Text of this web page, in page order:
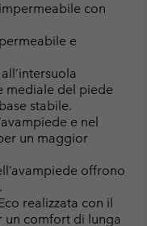
con
e
mediale del piede
stabile.
e nel
un maggior
offrono
realizzata con il
un comfort di lunga